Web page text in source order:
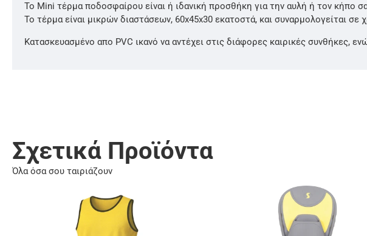
Το Mini τέρμα ποδοσφαίρου είναι ή ιδανική προσθήκη για την αυλή ή τον κήπο
Το τέρμα είναι μικρών διαστάσεων, 60x45x30 εκατοστά, και συναρμολογείται
Κατασκευασμένο απο PVC ικανό να αντέχει στις διάφορες καιρικές συνθήκες,
Σχετικά Προϊόντα
Όλα όσα σου ταιριάζουν